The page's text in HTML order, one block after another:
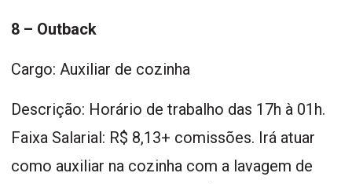
8 – Outback
Cargo: Auxiliar de cozinha
Descrição: Horário de trabalho das 17h à 01h.
Faixa Salarial: R$ 8,13+ comissões. Irá atuar
como auxiliar na cozinha com a lavagem de